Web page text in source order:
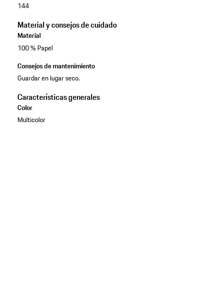
144
Material y consejos de cuidado
Material
100 % Papel
Consejos de mantenimiento
Guardar en lugar seco.
Características generales
Color
Multicolor